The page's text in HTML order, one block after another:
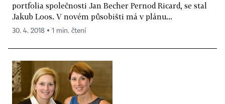
portfolia společnosti Jan Becher Pernod Ricard, se stal
Jakub Loos. V novém působišti má v plánu...
30. 4. 2018 ▪ 1 min. čtení